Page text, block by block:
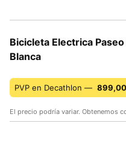
Bicicleta Electrica Paseo
Blanca
PVP en Decathlon — 899,00
El precio podría variar. Obtenemos